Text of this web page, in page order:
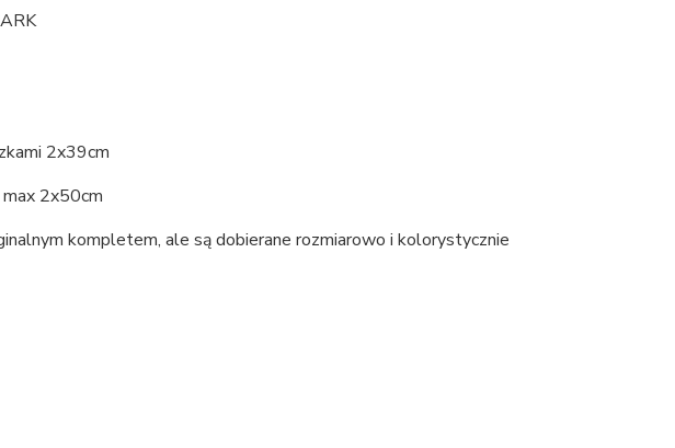
2x39cm
2x50cm
kompletem, ale są dobierane rozmiarowo i kolorystycznie